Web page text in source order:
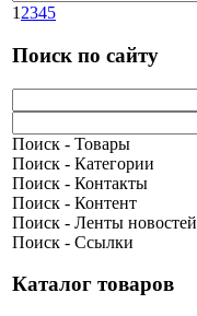
1 2345
Поиск по сайту
Поиск - Товары
Поиск - Категории
Поиск - Контакты
Поиск - Контент
Поиск - Ленты новостей
Поиск - Ссылки
Каталог товаров